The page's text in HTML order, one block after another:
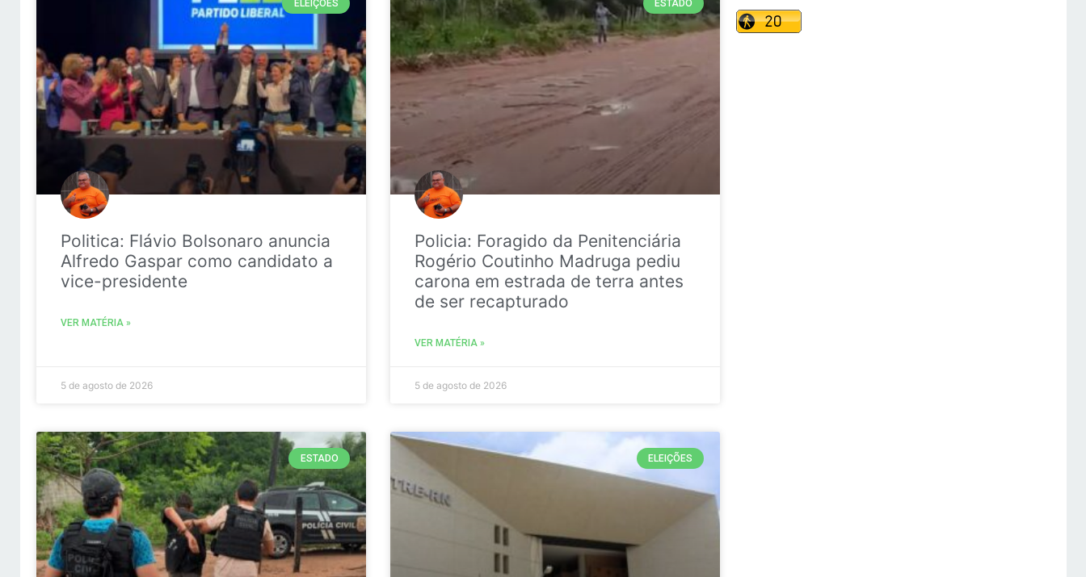
ELEIÇÕES
Politica: Flávio Bolsonaro anuncia
Alfredo Gaspar como candidato a
vice-presidente
VER MATÉRIA »
5 de agosto de 2026
ESTADO
Policia: Foragido da Penitenciária
Rogério Coutinho Madruga pediu
carona em estrada de terra antes
de ser recapturado
VER MATÉRIA »
5 de agosto de 2026
ESTADO ELEIÇÕES